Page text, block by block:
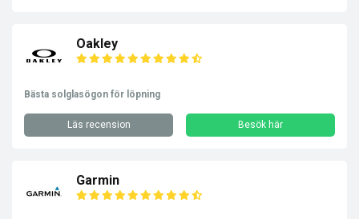
Oakley
Bästa solglasögon för löpning
Läs recension Besök här
Garmin